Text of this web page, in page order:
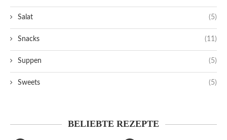
Salat (5)
Snacks (11)
Suppen (5)
Sweets (5)
BELIEBTE REZEPTE